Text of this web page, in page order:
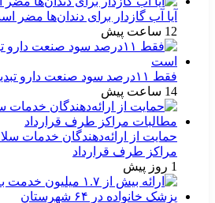
آیا آب گازدار برای دندان‌ها مضر
12 ساعت پیش
فقط ۱۱‌درصد سود صنعت دارو تبدیل به نقدینگی شده است
14 ساعت پیش
حمایت از ارائه‌دهندگان خدمات
مراکز طرف قرارداد
1 روز پیش